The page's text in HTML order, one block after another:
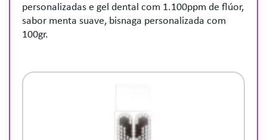
personalizadas e gel dental com 1.100ppm de flúor,
sabor menta suave, bisnaga personalizada com
100gr.